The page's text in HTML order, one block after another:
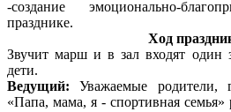
-создание эмоционально-
празднике.
Ход
Звучит марш и в зал входят один
дети.
Ведущий: Уважаемые родители,
«Папа, мама, я - спортивная семья»